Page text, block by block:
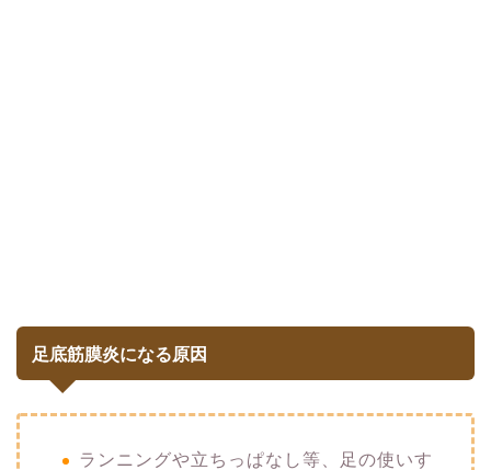
足底筋膜炎になる原因
ランニングや立ちっぱなし等、足の使いす